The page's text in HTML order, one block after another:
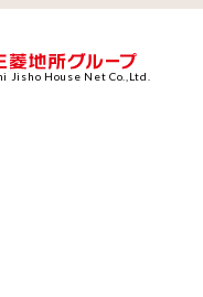
House Net Co.,Ltd.